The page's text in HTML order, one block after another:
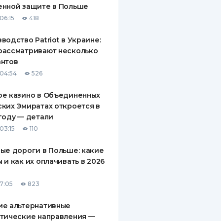
ПО
ПОЛИСЫ
КОМПАНИИ
И ОПЛАТА
защите в Польше
418
Patriot в Украине:
несколько
526
казино в Объединенных
Эмиратах откроется в
— детали
110
дороги в Польше: какие
и как их оплачивать в 2026
823
альтернативные
направления —